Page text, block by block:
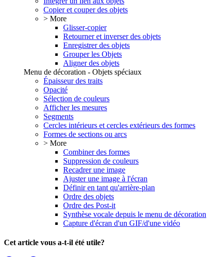
Copier et couper des objets
> More
Glisser-copier
Retourner et inverser des objets
Enregistrer des objets
Grouper les Objets
Aligner des objets
Menu de décoration - Objets spéciaux
Épaisseur des traits
Opacité
Sélection de couleurs
Afficher les mesures
Segments
Cercles intérieurs et cercles extérieurs des formes
Formes de sections ou arcs
> More
Combiner des formes
Suppression de couleurs
Recadrer une image
Ajuster une image à l'écran
Définir en tant qu'arrière-plan
Ordre des objets
Ordre des Post-it
Synthèse vocale depuis le menu de décoration
Capture d'écran d'un GIF/d'une vidéo
Cet article vous a-t-il été utile?